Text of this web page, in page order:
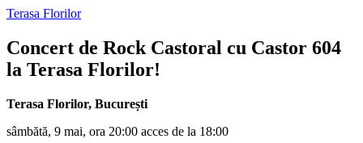
Terasa Florilor
Concert de Rock Castoral cu Castor 604
la Terasa Florilor!
Terasa Florilor, București
sâmbătă, 9 mai, ora 20:00 acces de la 18:00